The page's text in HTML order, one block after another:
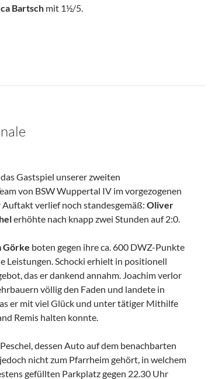
Bartsch mit 1½/5.
Gastspiel unserer zweiten
von BSW Wuppertal IV im vorgezogenen
verlief noch standesgemäß: Oliver
erhöhte nach knapp zwei Stunden auf 2:0.
Görke boten gegen ihre ca. 600 DWZ-Punkte
Leistungen. Schocki erhielt in positionell
das er dankend annahm. Joachim verlor
völlig den Faden und landete in
er mit viel Glück und unter tätiger Mithilfe
Remis halten konnte.
dessen Auto auf dem benachbarten
nicht zum Pfarrheim gehört, in welchem
gefüllten Parkplatz gegen 22.30 Uhr